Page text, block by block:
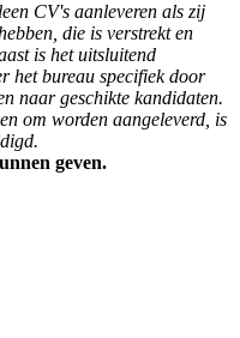
CV's aanleveren als zij
die is verstrekt en
is het uitsluitend
het bureau specifiek door
naar geschikte kandidaten.
om worden aangeleverd, is
geven.